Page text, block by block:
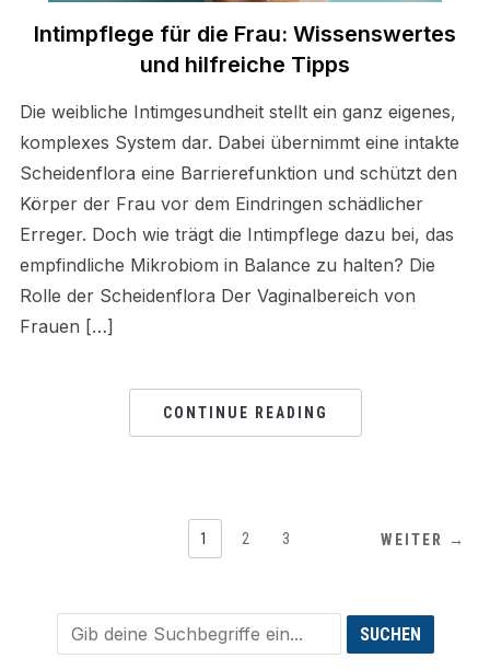
Intimpflege für die Frau: Wissenswertes
und hilfreiche Tipps
Die weibliche Intimgesundheit stellt ein ganz eigenes,
komplexes System dar. Dabei übernimmt eine intakte
Scheidenflora eine Barrierefunktion und schützt den
Körper der Frau vor dem Eindringen schädlicher
Erreger. Doch wie trägt die Intimpflege dazu bei, das
empfindliche Mikrobiom in Balance zu halten? Die
Rolle der Scheidenflora Der Vaginalbereich von
Frauen […]
CONTINUE READING
1 2 3 WEITER →